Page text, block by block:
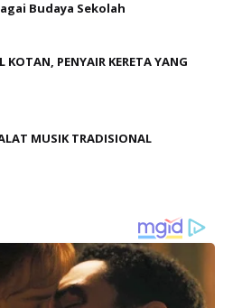
Budaya Sekolah
KOTAN, PENYAIR KERETA YANG
MUSIK TRADISIONAL